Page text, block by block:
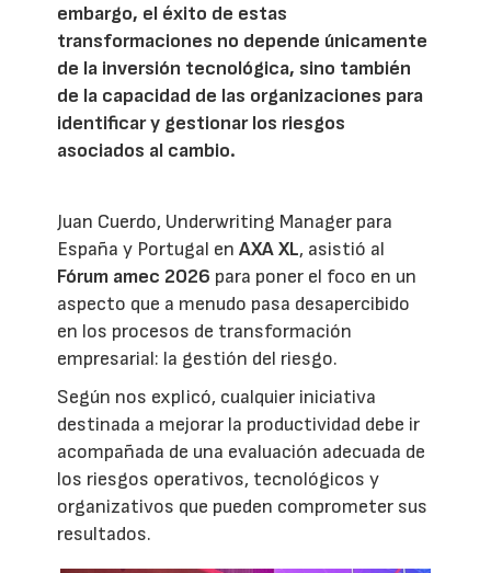
embargo, el éxito de estas
transformaciones no depende únicamente
de la inversión tecnológica, sino también
de la capacidad de las organizaciones para
identificar y gestionar los riesgos
asociados al cambio.
Juan Cuerdo, Underwriting Manager para
España y Portugal enAXA XL, asistió al
Fórum amec 2026 para poner el foco en un
aspecto que a menudo pasa desapercibido
en los procesos de transformación
empresarial: la gestión del riesgo.
Según nos explicó, cualquier iniciativa
destinada a mejorar la productividad debe ir
acompañada de una evaluación adecuada de
los riesgos operativos, tecnológicos y
organizativos que pueden comprometer sus
resultados.